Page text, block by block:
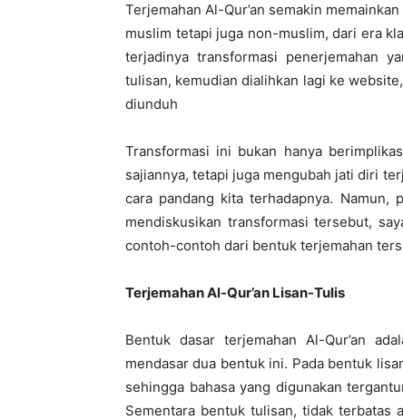
Terjemahan Al-Qur’an semakin
muslim tetapi juga non-muslim, dari era
terjadinya transformasi penerjemahan
tulisan, kemudian dialihkan lagi ke
diunduh
Transformasi ini bukan hanya
sajiannya, tetapi juga mengubah jati diri
cara pandang kita terhadapnya. Namun,
mendiskusikan transformasi tersebut,
contoh-contoh dari bentuk terjemahan
Terjemahan Al-Qur’an Lisan-Tulis
Bentuk dasar terjemahan Al-Qur’an
mendasar dua bentuk ini. Pada bentuk
sehingga bahasa yang digunakan
Sementara bentuk tulisan, tidak terbatas